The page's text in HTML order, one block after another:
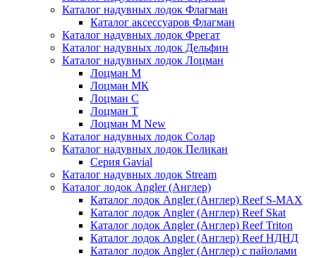
Каталог надувных лодок Флагман
Каталог аксессуаров Флагман
Каталог надувных лодок Фрегат
Каталог надувных лодок Дельфин
Каталог надувных лодок Лоцман
Лоцман М
Лоцман МК
Лоцман С
Лоцман Т
Лоцман М New
Каталог надувных лодок Солар
Каталог надувных лодок Пеликан
Серия Gavial
Каталог надувных лодок Stream
Каталог лодок Angler (Англер)
Каталог лодок Angler (Англер) Reef S-MAX
Каталог лодок Angler (Англер) Reef Skat
Каталог лодок Angler (Англер) Reef Triton
Каталог лодок Angler (Англер) Reef НДНД
Каталог лодок Angler (Англер) с пайолами